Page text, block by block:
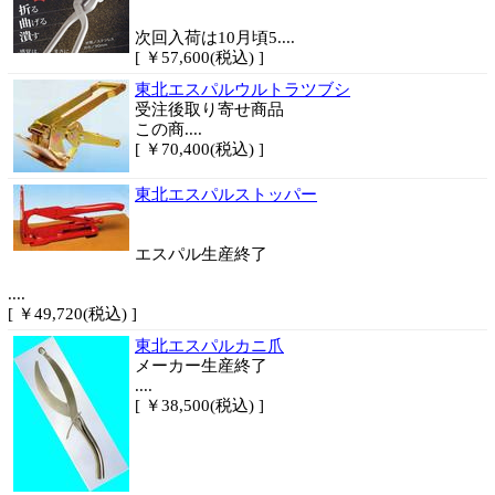
次回入荷は10月頃5....
[ ￥57,600(税込) ]
東北エスパルウルトラツブシ
受注後取り寄せ商品
この商....
[ ￥70,400(税込) ]
東北エスパルストッパー
エスパル生産終了
....
[ ￥49,720(税込) ]
東北エスパルカニ爪
メーカー生産終了
....
[ ￥38,500(税込) ]